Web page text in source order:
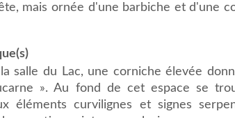
mais ornée d'une barbiche et d'une
salle du Lac, une corniche élevée
». Au fond de cet espace se
éléments curvilignes et signes